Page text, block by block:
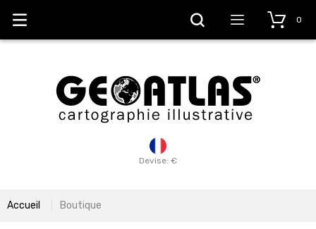
Devise: €
0
Accueil Boutique